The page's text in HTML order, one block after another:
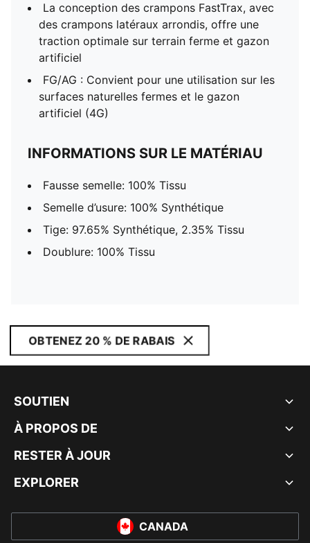
La conception des crampons FastTrax, avec
des crampons latéraux arrondis, offre une
traction optimale sur terrain ferme et gazon
artificiel
FG/AG : Convient pour une utilisation sur les
surfaces naturelles fermes et le gazon
artificiel (4G)
INFORMATIONS SUR LE MATÉRIAU
Fausse semelle: 100% Tissu
Semelle d’usure: 100% Synthétique
Tige: 97.65% Synthétique, 2.35% Tissu
Doublure: 100% Tissu
OBTENEZ 20 % DE RABAIS
SOUTIEN
À PROPOS DE
RESTER À JOUR
EXPLORER
CANADA